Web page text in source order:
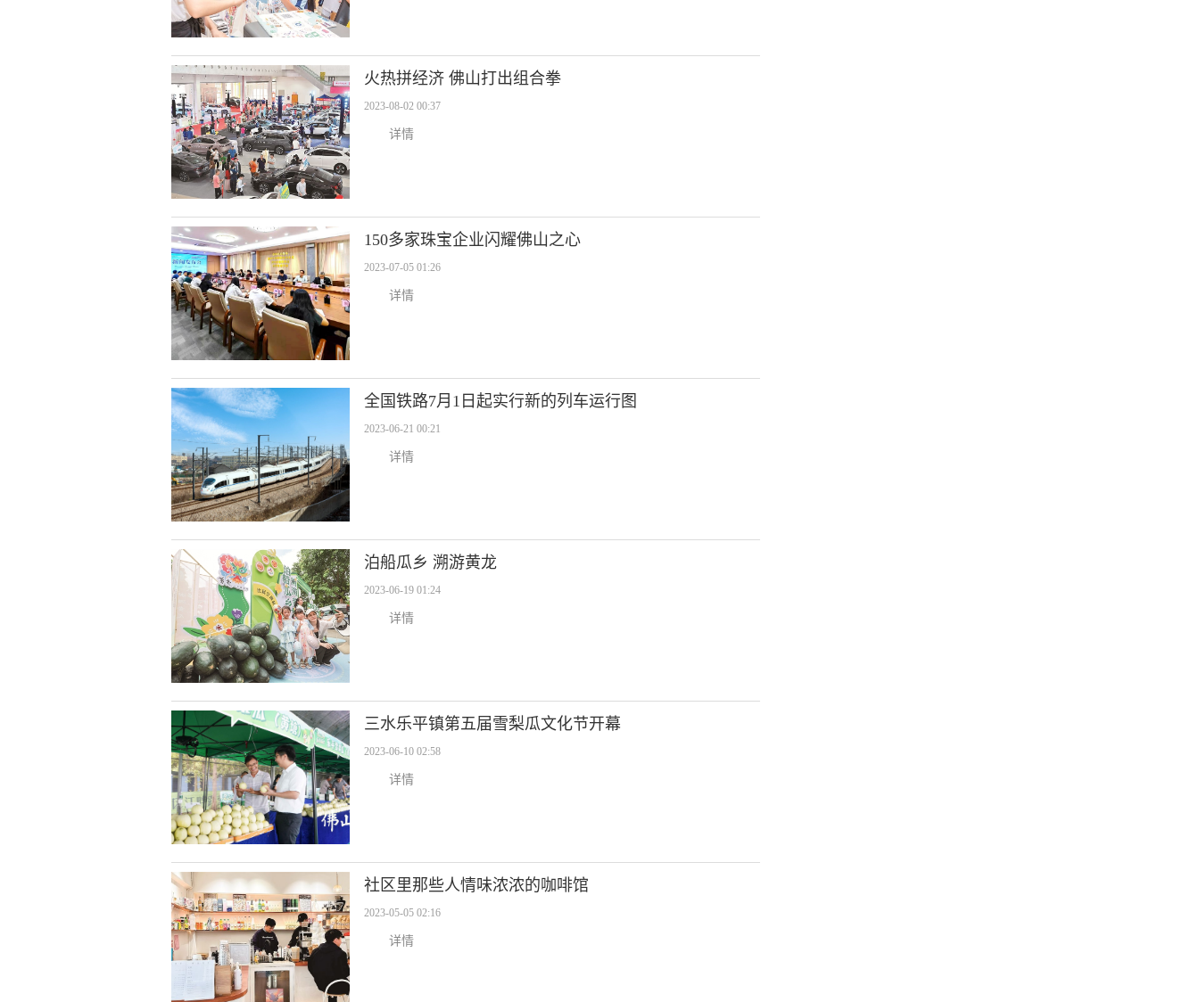
火热拼经济 佛山打出组合拳
2023-08-02 00:37
详情
150多家珠宝企业闪耀佛山之心
2023-07-05 01:26
详情
全国铁路7月1日起实行新的列车运行图
2023-06-21 00:21
详情
泊船瓜乡 溯游黄龙
2023-06-19 01:24
详情
三水乐平镇第五届雪梨瓜文化节开幕
2023-06-10 02:58
详情
社区里那些人情味浓浓的咖啡馆
2023-05-05 02:16
详情